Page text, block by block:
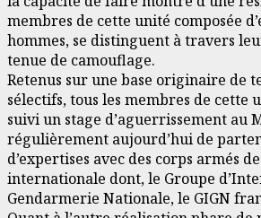
membres de cette unité composée
hommes, se distinguent à travers
tenue de camouflage.
Retenus sur une base originaire de
sélectifs, tous les membres de cette
suivi un stage d’aguerrissement au
régulièrement aujourd’hui de
d’expertises avec des corps armés
internationale dont, le Groupe
Gendarmerie Nationale, le GIGN